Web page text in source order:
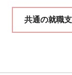
共通の就職